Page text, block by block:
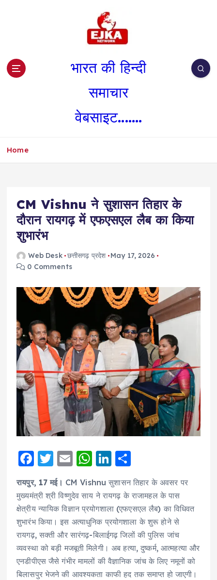
भारत की हिन्दी
समाचार
वेबसाइट.......
Home
CM Vishnu ने सुशासन तिहार के
दौरान रायगढ़ में एफएसएल लैब का किया
शुभारंभ
Web Desk छत्तीसगढ़ प्रदेश
May 17, 2026
0 Comments
F
a
c
e
b
o
o
k
T
w
it
te
r
E
m
ai
l
W
h
a
ts
A
p
p
Li
k
e
d
I
n
h
a
re
रायपुर, 17 मई। CM Vishnu सुशासन तिहार के अवसर पर
मुख्यमंत्री श्री विष्णुदेव साय ने रायगढ़ के राजामहल के पास
क्षेत्रीय न्यायिक विज्ञान प्रयोगशाला (एफएसएल लैब) का विधिवत
शुभारंभ किया। इस अत्याधुनिक प्रयोगशाला के शुरू होने से
रायगढ़, सक्ती और सारंगढ़-बिलाईगढ़ जिलों की पुलिस जांच
व्यवस्था को बड़ी मजबूती मिलेगी। अब हत्या, दुष्कर्म, आत्महत्या और
एनडीपीएस जैसे गंभीर मामलों की वैज्ञानिक जांच के लिए नमूनों को
बिलासपुर भेजने की आवश्यकता काफी हद तक समाप्त हो जाएगी।